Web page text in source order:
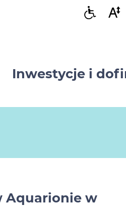
Inwestycje i
Aquarionie w